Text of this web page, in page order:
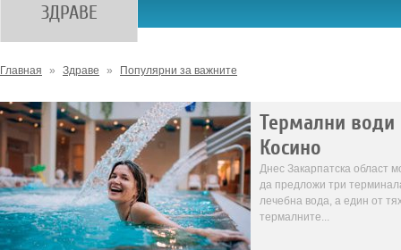
ЗДРАВЕ
Главная » Здраве » Популярни за важните
Термални води
Косино
Днес Закарпатска област
да предложи три
лечебна вода, а един от
термалните...